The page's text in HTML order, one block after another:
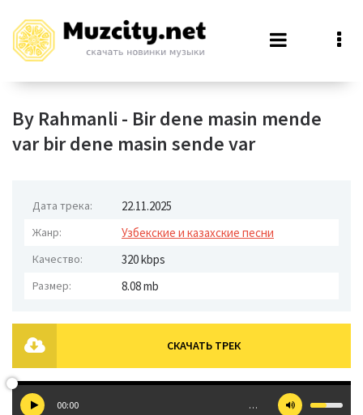
By Rahmanli - Bir dene masin mende
var bir dene masin sende var
Дата трека: 22.11.2025
Жанр: Узбекские и казахские песни
Качество: 320 kbps
Размер: 8.08 mb
СКАЧАТЬ ТРЕК
00:00 …